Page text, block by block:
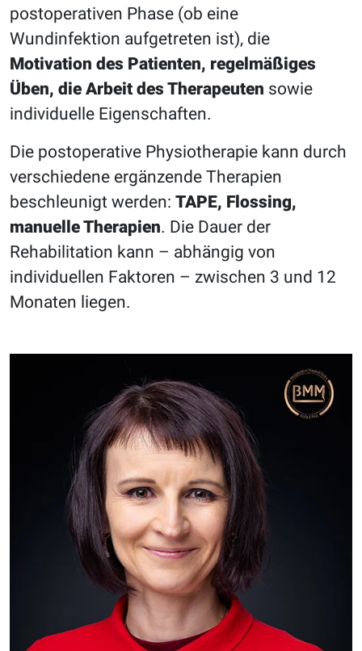
postoperativen Phase (ob eine
Wundinfektion aufgetreten ist), die
Motivation des Patienten, regelmäßiges
Üben, die Arbeit des Therapeuten sowie
individuelle Eigenschaften.
Die postoperative Physiotherapie kann durch
verschiedene ergänzende Therapien
beschleunigt werden: TAPE, Flossing,
manuelle Therapien. Die Dauer der
Rehabilitation kann – abhängig von
individuellen Faktoren – zwischen 3 und 12
Monaten liegen.